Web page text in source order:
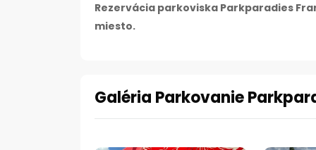
Rezervácia parkoviska Parkparadies
miesto.
Galéria Parkovanie